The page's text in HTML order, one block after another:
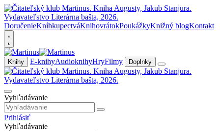
DoručenieKníhkupectváKnihovrátokPoukážkyKnižný blogKontakt
Knihy E-knihyAudioknihyHryFilmy Doplnky
Vyhľadávanie
Prihlásiť
Vyhľadávanie